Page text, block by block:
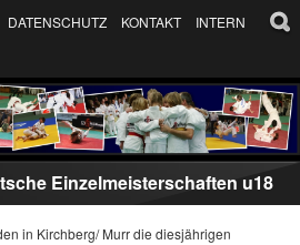
DATENSCHUTZ KONTAKT
INTERN
Einzelmeisterschaften u18
in Kirchberg/ Murr die diesjährigen